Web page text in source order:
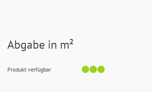
Abgabe in m²
Produkt verfügbar